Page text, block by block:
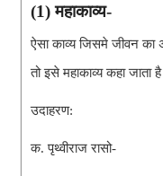
(1) महाकाव्य-
ऐसा काव्य जिसमे जीवन का
तो इसे महाकाव्य कहा जाता
उदाहरण:
क. पृथ्वीराज रासो-